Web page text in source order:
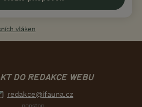
vláken
DO REDAKCE WEBU
redakce@ifauna.cz
nonstop